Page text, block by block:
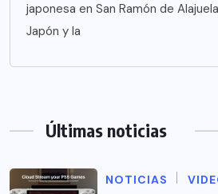
japonesa en San Ramón de
Japón y la
Últimas noticias
NOTICIAS